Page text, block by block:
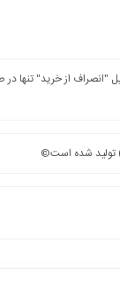
"انصراف از خرید" تنها
تولید شده است©️